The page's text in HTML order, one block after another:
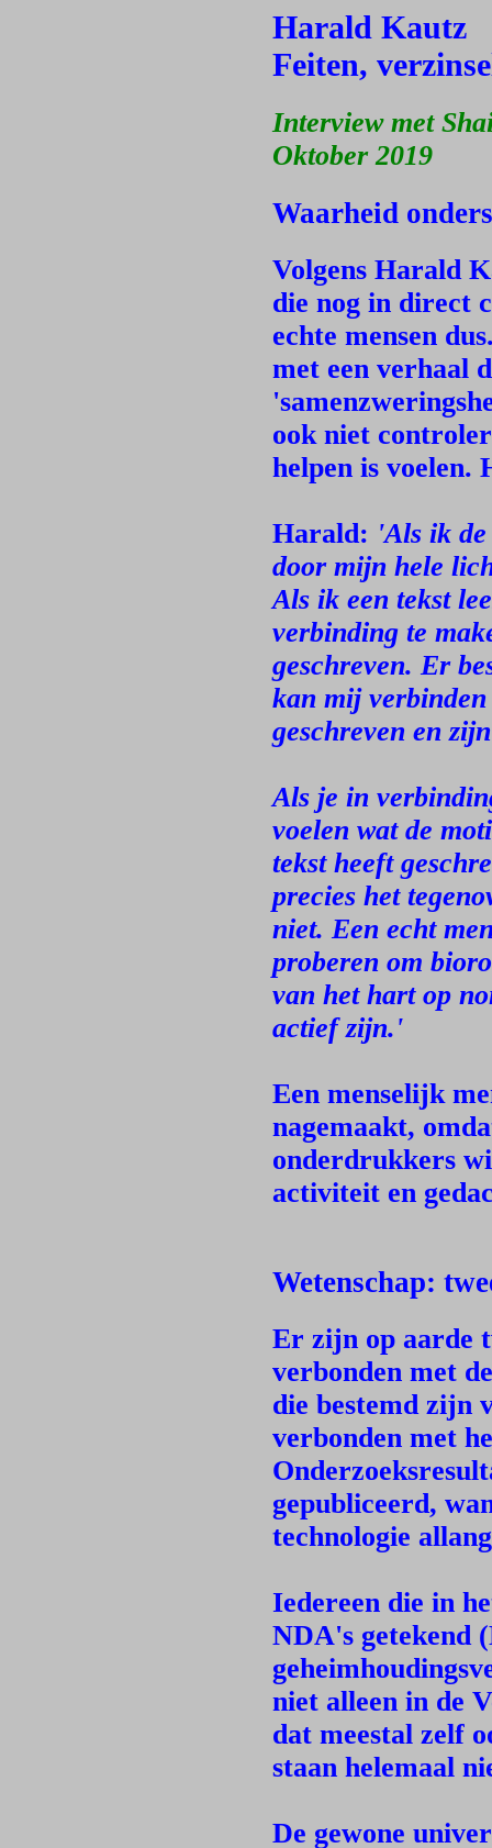
Harald Kautz
Feiten,
Interview met
Oktober 2019
Waarheid
Volgens Harald
die nog in direct
echte mensen
met een verhaal
ook niet
helpen is
Harald: 'Als ik
door mijn hele
Als ik een tekst
verbinding te
geschreven. Er
kan mij verbinden
geschreven en
Als je in
voelen wat de
tekst heeft
precies het
niet. Een echt
proberen om
van het hart op
actief zijn.'
Een menselijk
nagemaakt,
onderdrukkers
activiteit en
Wetenschap:
Er zijn op aarde
verbonden met
die bestemd zijn
verbonden met
gepubliceerd,
technologie
Iedereen die in
NDA's getekend
niet alleen in de
dat meestal zelf
staan helemaal
De gewone